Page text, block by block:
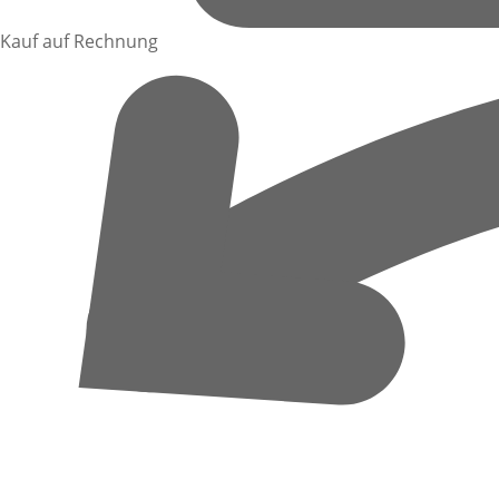
Kauf auf Rechnung